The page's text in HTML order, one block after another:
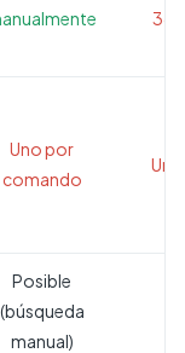
Uno por
comando
Uno
Posible
(búsqueda
manual)